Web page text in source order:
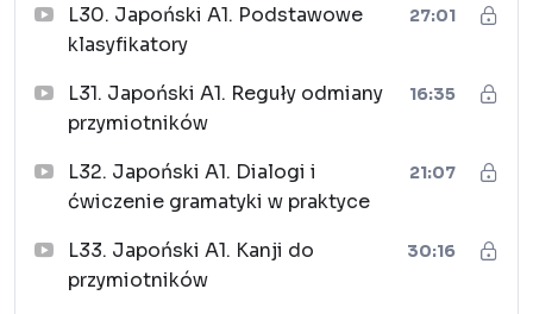
L30. Japoński A1. Podstawowe
klasyfikatory
27:01
L31. Japoński A1. Reguły odmiany
przymiotników
16:35
L32. Japoński A1. Dialogi i
ćwiczenie gramatyki w praktyce
21:07
L33. Japoński A1. Kanji do
przymiotników
30:16